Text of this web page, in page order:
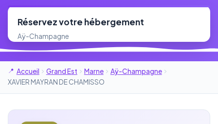
Réservez votre hébergement
Aÿ-Champagne
Accueil Grand Est Marne
Aÿ-Champagne
XAVIER MAYRAN DE CHAMISSO